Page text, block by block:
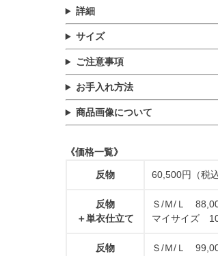
詳細
サイズ
ご注意事項
お手入れ方法
商品画像について
《価格一覧》
反物 60,500円（税込
反物
＋単衣仕立て
Ｓ/Ｍ/Ｌ
マイサイズ
反物
Ｓ/Ｍ/Ｌ